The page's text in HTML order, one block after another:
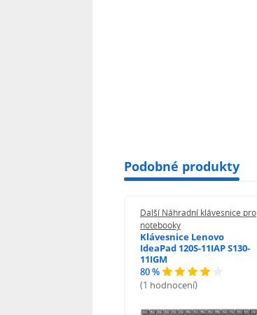
Podobné produkty
Další Náhradní klávesnice pro
notebooky
Klávesnice Lenovo
IdeaPad 120S-11IAP S130-
11IGM
80 %
(1 hodnocení)